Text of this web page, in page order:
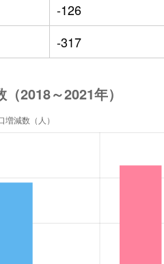
-126
-317